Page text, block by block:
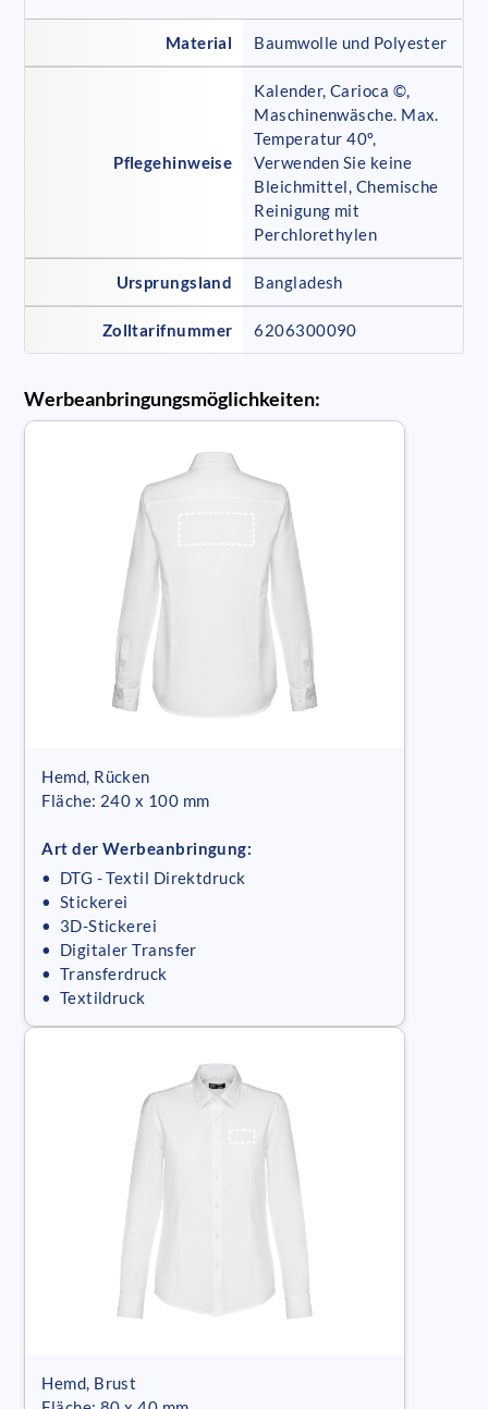
Material Baumwolle und Polyester
Pflegehinweise
Kalender, Carioca ©,
Maschinenwäsche. Max.
Temperatur 40º,
Verwenden Sie keine
Bleichmittel, Chemische
Reinigung mit
Perchlorethylen
Ursprungsland Bangladesh
Zolltarifnummer 6206300090
Werbeanbringungsmöglichkeiten:
Hemd, Rücken
Fläche: 240 x 100 mm
Art der Werbeanbringung:
• DTG - Textil Direktdruck
• Stickerei
• 3D-Stickerei
• Digitaler Transfer
• Transferdruck
• Textildruck
Hemd, Brust